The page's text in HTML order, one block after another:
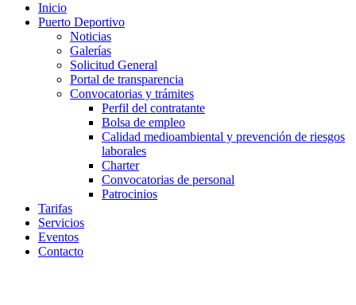
Inicio
Puerto Deportivo
Noticias
Galerías
Solicitud General
Portal de transparencia
Convocatorias y trámites
Perfil del contratante
Bolsa de empleo
Calidad medioambiental y prevención de riesgos
laborales
Charter
Convocatorias de personal
Patrocinios
Tarifas
Servicios
Eventos
Contacto